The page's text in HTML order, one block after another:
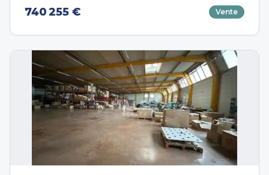
740 255 € Vente